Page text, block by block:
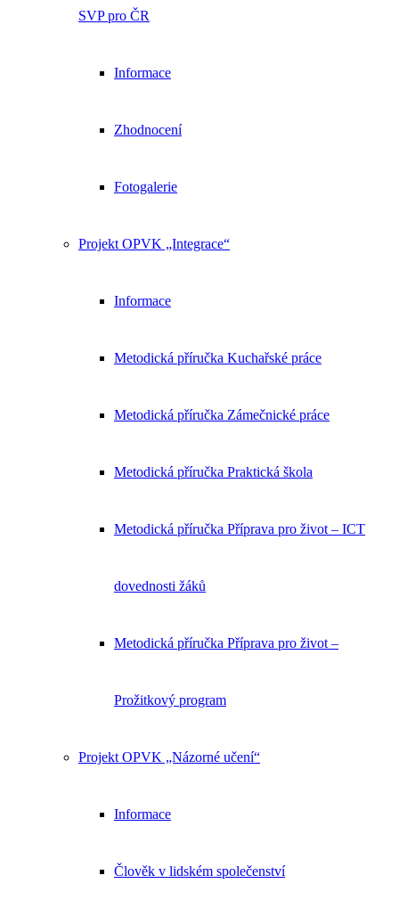
SVP pro ČR
Informace
Zhodnocení
Fotogalerie
Projekt OPVK „Integrace“
Informace
Metodická příručka Kuchařské práce
Metodická příručka Zámečnické práce
Metodická příručka Praktická škola
Metodická příručka Příprava pro život – ICT
dovednosti žáků
Metodická příručka Příprava pro život –
Prožitkový program
Projekt OPVK „Názorné učení“
Informace
Člověk v lidském společenství